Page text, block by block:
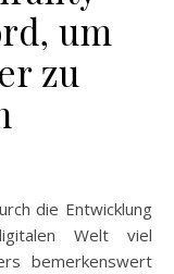
um
zu
Welt viel
bemerkenswert